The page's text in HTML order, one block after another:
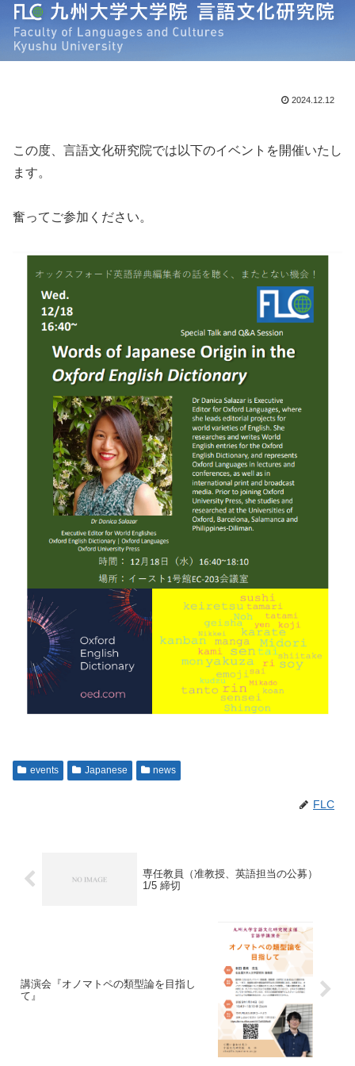
2024.12.12
この度、言語文化研究院では以下のイベントを開催いたし
ます。
奮ってご参加ください。
events Japanese news
FLC
専任教員（准教授、英語担当の公募）
1/5 締切
講演会『オノマトペの類型論を目指し
て』